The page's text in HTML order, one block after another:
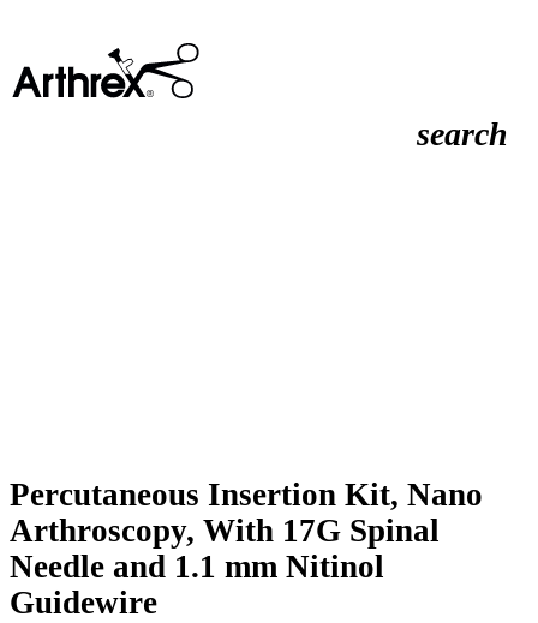
search
Percutaneous Insertion Kit, Nano
Arthroscopy, With 17G Spinal
Needle and 1.1 mm Nitinol
Guidewire